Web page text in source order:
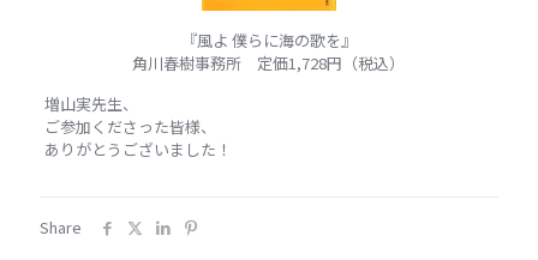
『風よ 僕らに海の歌を』
角川春樹事務所 定価1,728円（税込）
増山実先生、
ご参加くださった皆様、
ありがとうございました！
Share